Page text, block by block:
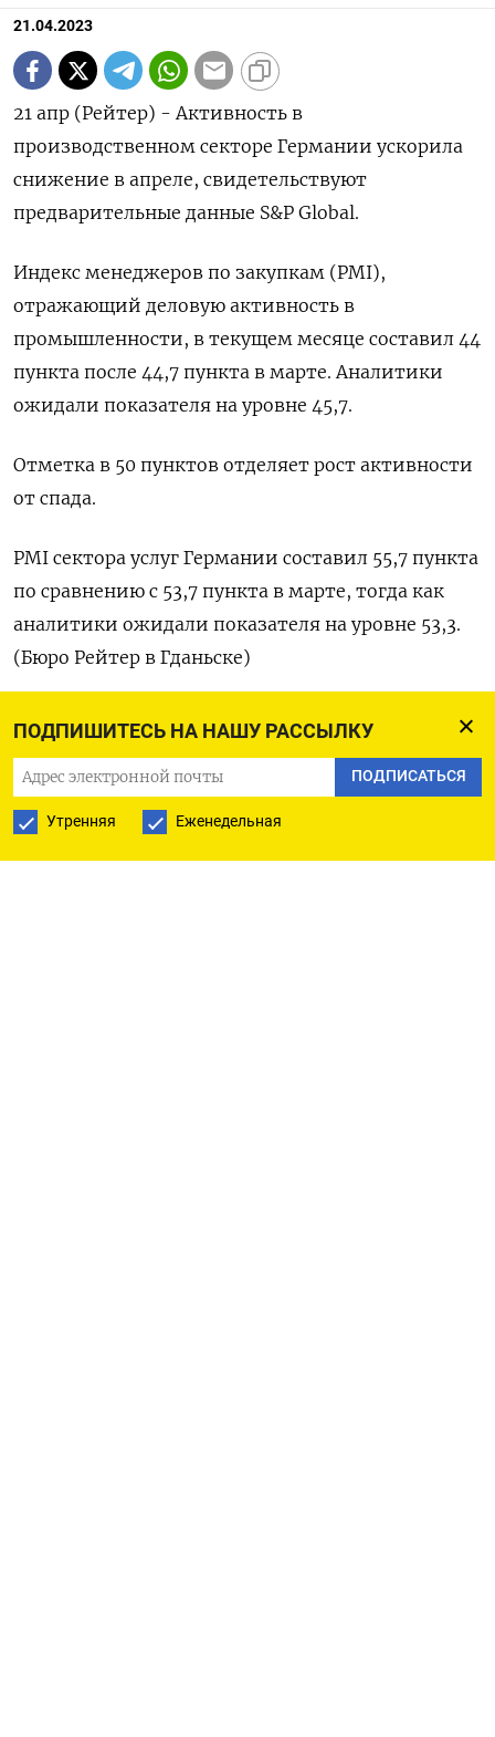
ПОДПИШИТЕСЬ НА НАШУ РАССЫЛКУ
ПОДПИСАТЬСЯ
Утренняя Еженедельная
21.04.2023
21 апр (Рейтер) - Активность в
производственном секторе Германии ускорила
снижение в апреле, свидетельствуют
предварительные данные S&P Global.
Индекс менеджеров по закупкам (PMI),
отражающий деловую активность в
промышленности, в текущем месяце составил 44
пункта после 44,7 пункта в марте. Аналитики
ожидали показателя на уровне 45,7.
Отметка в 50 пунктов отделяет рост активности
от спада.
PMI сектора услуг Германии составил 55,7 пункта
по сравнению с 53,7 пункта в марте, тогда как
аналитики ожидали показателя на уровне 53,3.
(Бюро Рейтер в Гданьске)
ПОДПИСАТЬСЯ НА ТЕЛЕГРАМ
ПОДПИСАТЬСЯ В GOOGLE